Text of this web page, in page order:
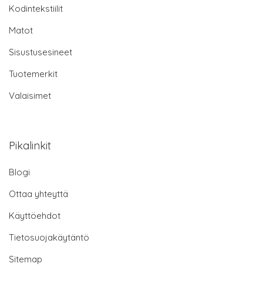
Kodintekstiilit
Matot
Sisustusesineet
Tuotemerkit
Valaisimet
Pikalinkit
Blogi
Ottaa yhteyttä
Käyttöehdot
Tietosuojakäytäntö
Sitemap